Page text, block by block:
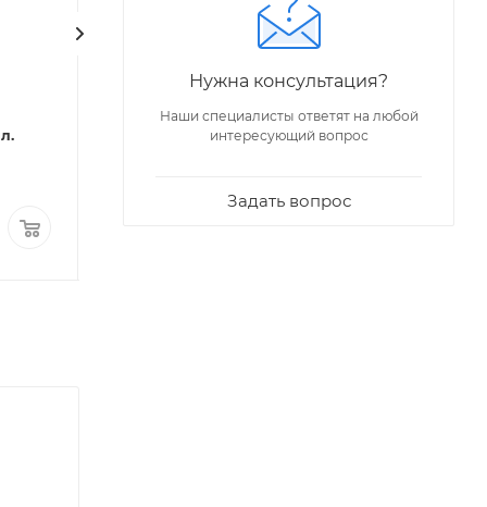
"Lubrium" (230 г.) в тубе
Герметик
силиконовый
(прозр.)
Нужна консультация?
Наши специалисты ответят на любой
интересующий вопрос
Задать вопрос